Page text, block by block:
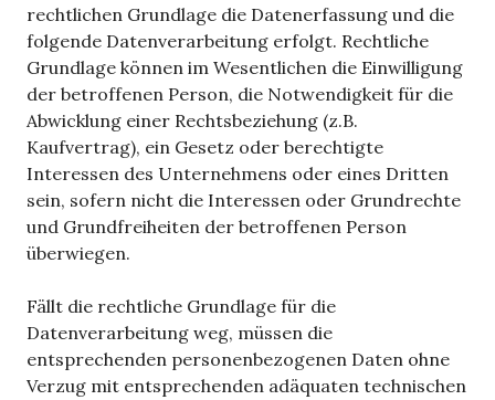
rechtlichen Grundlage die Datenerfassung und die
folgende Datenverarbeitung erfolgt. Rechtliche
Grundlage können im Wesentlichen die Einwilligung
der betroffenen Person, die Notwendigkeit für die
Abwicklung einer Rechtsbeziehung (z.B.
Kaufvertrag), ein Gesetz oder berechtigte
Interessen des Unternehmens oder eines Dritten
sein, sofern nicht die Interessen oder Grundrechte
und Grundfreiheiten der betroffenen Person
überwiegen.
Fällt die rechtliche Grundlage für die
Datenverarbeitung weg, müssen die
entsprechenden personenbezogenen Daten ohne
Verzug mit entsprechenden adäquaten technischen